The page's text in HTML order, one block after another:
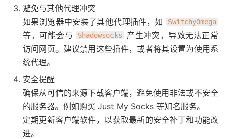
避免与其他代理冲突
如果浏览器中安装了其他代理插件，如
SwitchyOmega
等，可能会与 Shadowsocks
产生冲突，导致无法正常
访问网页。建议禁用这些插件，或者将其设置为使用系
统代理。
安全提醒
确保从可信的来源下载客户端，避免使用非法或不安全
的服务器。例如购买 Just My Socks 等知名服务。
定期更新客户端软件，以获取最新的安全补丁和功能改
进。